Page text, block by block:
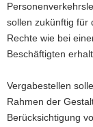
sollen zukünftig für
Rechte wie bei
Beschäftigten
Vergabestellen
Rahmen der
Berücksichtigung